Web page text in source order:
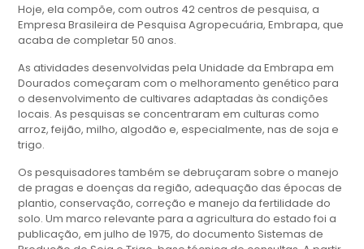
Hoje, ela compõe, com outros 42 centros de pesquisa, a
Empresa Brasileira de Pesquisa Agropecuária, Embrapa, que
acaba de completar 50 anos.
As atividades desenvolvidas pela Unidade da Embrapa em
Dourados começaram com o melhoramento genético para
o desenvolvimento de cultivares adaptadas às condições
locais. As pesquisas se concentraram em culturas como
arroz, feijão, milho, algodão e, especialmente, nas de soja e
trigo.
Os pesquisadores também se debruçaram sobre o manejo
de pragas e doenças da região, adequação das épocas de
plantio, conservação, correção e manejo da fertilidade do
solo. Um marco relevante para a agricultura do estado foi a
publicação, em julho de 1975, do documento Sistemas de